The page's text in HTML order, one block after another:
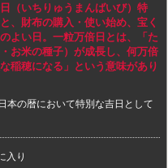
（いちりゅうまんばいび）特
、財布の購入・使い始め、宝く
よい日。一粒万倍日とは、「た
お米の種子）が成長し、何万倍
稲穂になる」という意味があり
本の暦において特別な吉日として
入り